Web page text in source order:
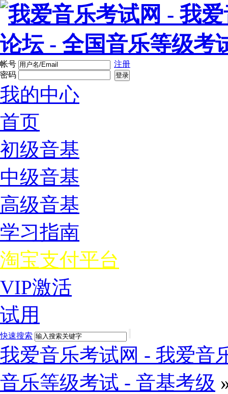
帐号
注册
密码
登录
我的中心
首页
初级音基
中级音基
高级音基
学习指南
淘宝支付平台
VIP激活
试用
快速搜索
我爱音乐考试网 - 我爱音
音乐等级考试 - 音基考级